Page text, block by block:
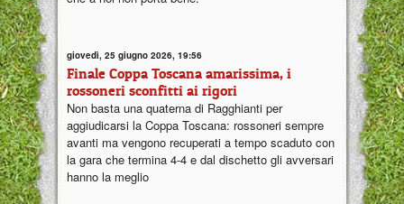
giovedì, 25 giugno 2026, 19:56
Finale Coppa Toscana amarissima, i
rossoneri sconfitti ai rigori
Non basta una quaterna di Ragghianti per
aggiudicarsi la Coppa Toscana: rossoneri sempre
avanti ma vengono recuperati a tempo scaduto con
la gara che termina 4-4 e dal dischetto gli avversari
hanno la meglio